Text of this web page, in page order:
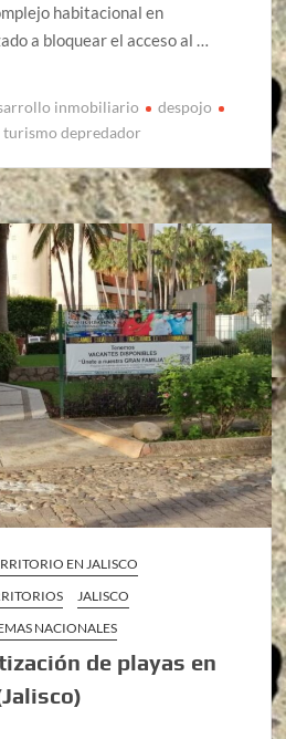
habitacional en
a bloquear el acceso al …
inmobiliario
despojo
turismo depredador
EN JALISCO
JALISCO
NACIONALES
de playas en